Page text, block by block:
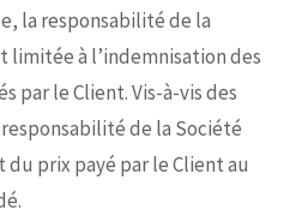
la responsabilité de la
limitée à l’indemnisation des
par le Client. Vis-à-vis des
de la Société
prix payé par le Client au